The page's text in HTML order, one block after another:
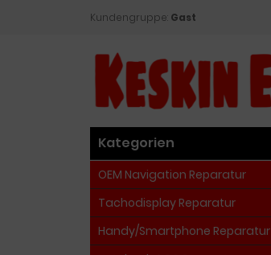
Kundengruppe: Gast
Kategorien
OEM Navigation Reparatur
Tachodisplay Reparatur
Handy/Smartphone Reparatur